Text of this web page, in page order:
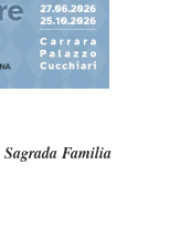
Sagrada Familia